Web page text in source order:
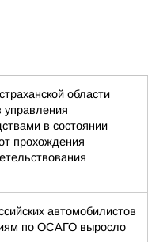
области
управления
в состоянии
прохождения
автомобилистов
по ОСАГО выросло